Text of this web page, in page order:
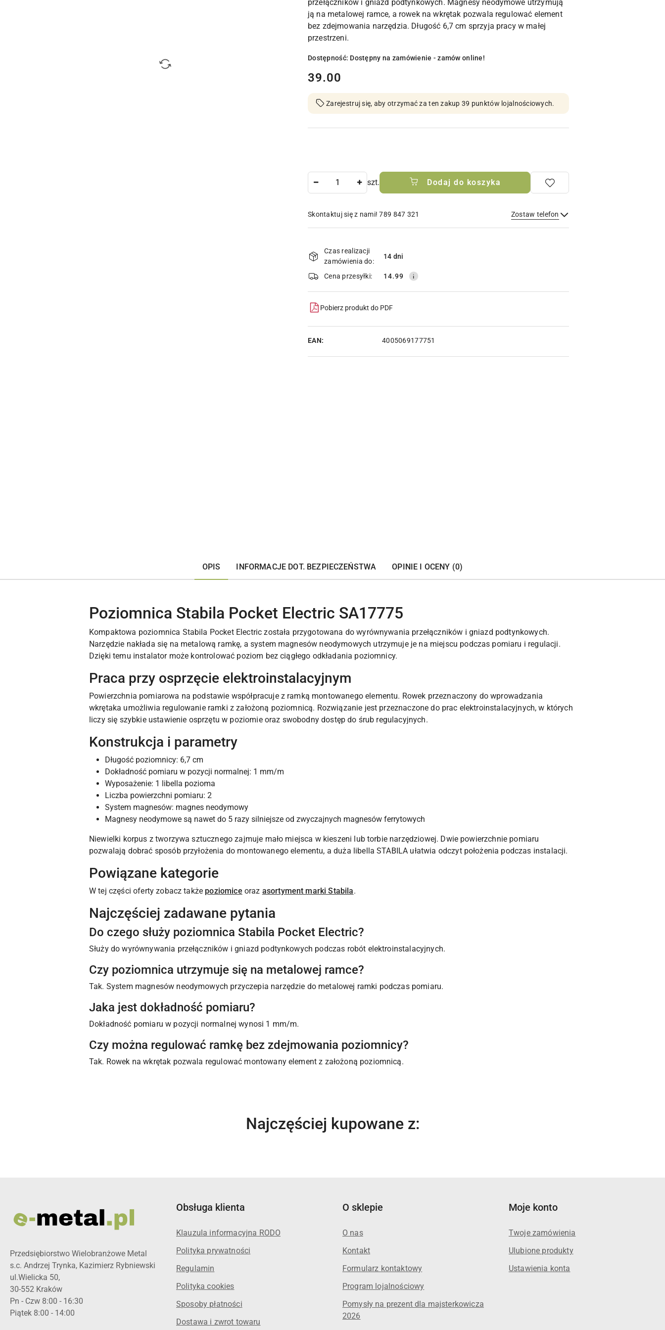
przełączników i gniazd podtynkowych. Magnesy neodymowe utrzymują
ją na metalowej ramce, a rowek na wkrętak pozwala regulować element
bez zdejmowania narzędzia. Długość 6,7 cm sprzyja pracy w małej
przestrzeni.
Dostępność: Dostępny na zamówienie - zamów online!
cena:
39.00
Zarejestruj się, aby otrzymać za ten zakup 39 punktów lojalnościowych.
szt. Dodaj do koszyka
Skontaktuj się z nami! 789 847 321 Zostaw telefon
Wyślij
i
dostawa
Czas realizacji
zamówienia do:
14 dni
Cena przesyłki: 14.99
Pobierz produkt do PDF
EAN: 4005069177751
OPIS INFORMACJE DOT. BEZPIECZEŃSTWA OPINIE I OCENY (0)
Poziomnica Stabila Pocket Electric SA17775
Kompaktowa poziomnica Stabila Pocket Electric została przygotowana do wyrównywania przełączników i gniazd podtynkowych.
Narzędzie nakłada się na metalową ramkę, a system magnesów neodymowych utrzymuje je na miejscu podczas pomiaru i regulacji.
Dzięki temu instalator może kontrolować poziom bez ciągłego odkładania poziomnicy.
Praca przy osprzęcie elektroinstalacyjnym
Powierzchnia pomiarowa na podstawie współpracuje z ramką montowanego elementu. Rowek przeznaczony do wprowadzania
wkrętaka umożliwia regulowanie ramki z założoną poziomnicą. Rozwiązanie jest przeznaczone do prac elektroinstalacyjnych, w których
liczy się szybkie ustawienie osprzętu w poziomie oraz swobodny dostęp do śrub regulacyjnych.
Konstrukcja i parametry
Długość poziomnicy: 6,7 cm
Dokładność pomiaru w pozycji normalnej: 1 mm/m
Wyposażenie: 1 libella pozioma
Liczba powierzchni pomiaru: 2
System magnesów: magnes neodymowy
Magnesy neodymowe są nawet do 5 razy silniejsze od zwyczajnych magnesów ferrytowych
Niewielki korpus z tworzywa sztucznego zajmuje mało miejsca w kieszeni lub torbie narzędziowej. Dwie powierzchnie pomiaru
pozwalają dobrać sposób przyłożenia do montowanego elementu, a duża libella STABILA ułatwia odczyt położenia podczas instalacji.
Powiązane kategorie
W tej części oferty zobacz także poziomice oraz asortyment marki Stabila.
Najczęściej zadawane pytania
Do czego służy poziomnica Stabila Pocket Electric?
Służy do wyrównywania przełączników i gniazd podtynkowych podczas robót elektroinstalacyjnych.
Czy poziomnica utrzymuje się na metalowej ramce?
Tak. System magnesów neodymowych przyczepia narzędzie do metalowej ramki podczas pomiaru.
Jaka jest dokładność pomiaru?
Dokładność pomiaru w pozycji normalnej wynosi 1 mm/m.
Czy można regulować ramkę bez zdejmowania poziomnicy?
Tak. Rowek na wkrętak pozwala regulować montowany element z założoną poziomnicą.
Produkty
Najczęściej kupowane z:
Przedsiębiorstwo Wielobranżowe Metal
s.c. Andrzej Trynka, Kazimierz Rybniewski
ul.Wielicka 50,
30-552 Kraków
Pn - Czw 8:00 - 16:30
Piątek 8:00 - 14:00
Obsługa klienta
Klauzula informacyjna RODO
Polityka prywatności
Regulamin
Polityka cookies
Sposoby płatności
Dostawa i zwrot towaru
O sklepie
O nas
Kontakt
Formularz kontaktowy
Program lojalnościowy
Pomysły na prezent dla majsterkowicza
2026
Moje konto
Twoje zamówienia
Ulubione produkty
Ustawienia konta